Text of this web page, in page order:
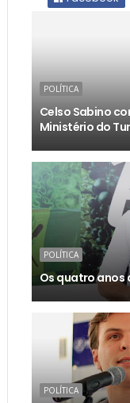
POLÍTICA
Celso Sabino
Ministério do
POLÍTICA
Os quatro anos
POLÍTICA